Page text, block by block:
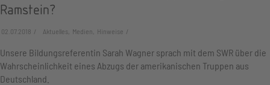
Ramstein?
02.07.2018 Aktuelles, Medien, Hinweise
Unsere Bildungsreferentin Sarah Wagner sprach mit dem SWR über die
Wahrscheinlichkeit eines Abzugs der amerikanischen Truppen aus
Deutschland.